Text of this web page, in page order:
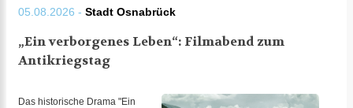
05.08.2026 - Stadt Osnabrück
„Ein verborgenes Leben“: Filmabend zum
Antikriegstag
Das historische Drama "Ein